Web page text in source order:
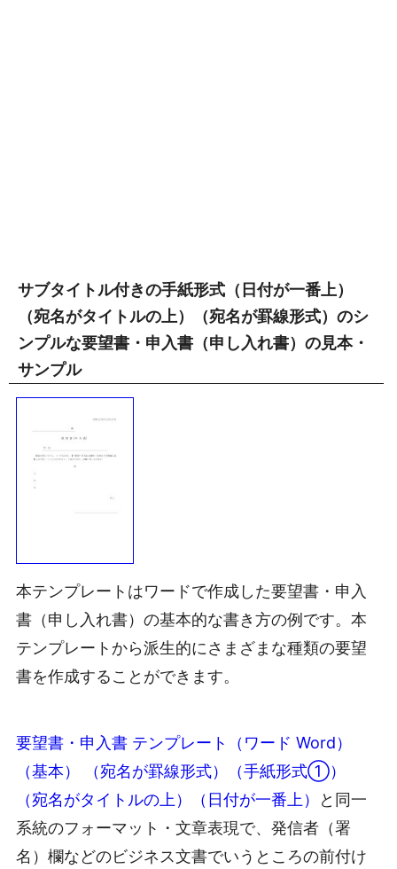
サブタイトル付きの手紙形式（日付が一番上）
（宛名がタイトルの上）（宛名が罫線形式）のシ
ンプルな要望書・申入書（申し入れ書）の見本・
サンプル
本テンプレートはワードで作成した要望書・申入
書（申し入れ書）の基本的な書き方の例です。本
テンプレートから派生的にさまざまな種類の要望
書を作成することができます。
要望書・申入書 テンプレート（ワード Word）
（基本） （宛名が罫線形式）（手紙形式①）
（宛名がタイトルの上）（日付が一番上）
と同一
系統のフォーマット・文章表現で、発信者（署
名）欄などのビジネス文書でいうところの前付け